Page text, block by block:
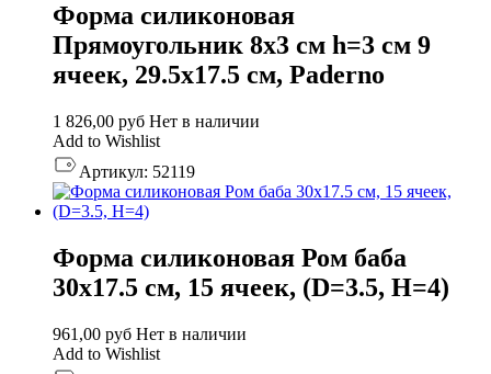
Форма силиконовая
Прямоугольник 8х3 см h=3 см 9
ячеек, 29.5х17.5 см, Paderno
1 826,00 руб Нет в наличии
Add to Wishlist
Артикул: 52119
Форма силиконовая Ром баба
30х17.5 см, 15 ячеек, (D=3.5, H=4)
961,00 руб Нет в наличии
Add to Wishlist